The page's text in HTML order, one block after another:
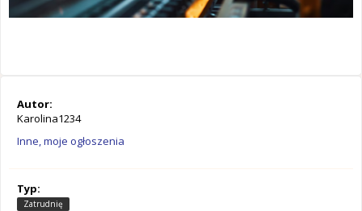
Autor:
Karolina1234
Inne, moje ogłoszenia
Typ:
Zatrudnię